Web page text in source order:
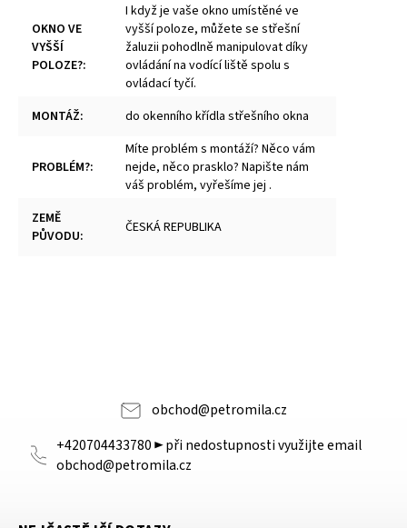
OKNO VE
VYŠŠÍ
POLOZE?:
I když je vaše okno umístěné ve
vyšší poloze, můžete se střešní
žaluzii pohodlně manipulovat díky
ovládání na vodící liště spolu s
ovládací tyčí.
MONTÁŽ: do okenního křídla střešního okna
PROBLÉM?:
Míte problém s montáží? Něco vám
nejde, něco prasklo? Napište nám
váš problém, vyřešíme jej .
ZEMĚ
PŮVODU: ČESKÁ REPUBLIKA
obchod@petromila.cz
+420704433780 ► při nedostupnosti využijte email
obchod@petromila.cz